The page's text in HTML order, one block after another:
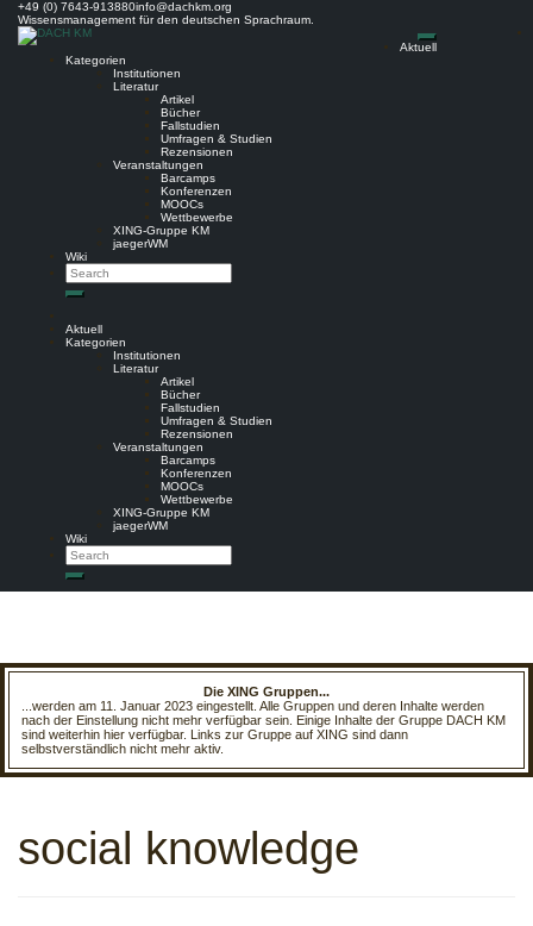
Skip
content
+49 (0) 7643-913880info@dachkm.org
Wissensmanagement für den deutschen Sprachraum.
Aktuell
Kategorien
Institutionen
Literatur
Artikel
Bücher
Fallstudien
Umfragen & Studien
Rezensionen
Veranstaltungen
Barcamps
Konferenzen
MOOCs
Wettbewerbe
XING-Gruppe KM
jaegerWM
Wiki
Search
Search
Aktuell
Kategorien
Institutionen
Literatur
Artikel
Bücher
Fallstudien
Umfragen & Studien
Rezensionen
Veranstaltungen
Barcamps
Konferenzen
MOOCs
Wettbewerbe
XING-Gruppe KM
jaegerWM
Wiki
Search
Search
Die XING Gruppen...
...werden am 11. Januar 2023 eingestellt. Alle Gruppen und deren Inhalte werden
nach der Einstellung nicht mehr verfügbar sein. Einige Inhalte der Gruppe DACH KM
sind weiterhin hier verfügbar. Links zur Gruppe auf XING sind dann
selbstverständlich nicht mehr aktiv.
social knowledge